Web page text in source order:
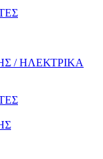
/ ΗΛΕΚΤΡΙΚΑ